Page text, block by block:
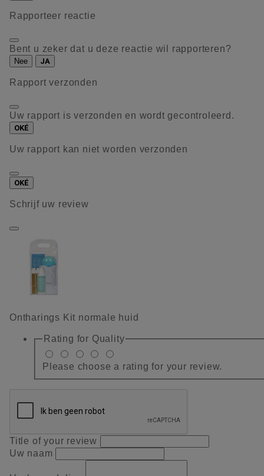
Rapporteer reactie
Bent u zeker dat u deze reactie wil rapporteren?
Nee JA
Rapport verzonden
Uw rapport is verzonden en wordt gecontroleerd.
OKÉ
Uw rapport kan niet worden verzonden
OKÉ
Schrijf uw review
Ontharings Kit normale huid
Rating for Quality
Please choose a rating for your review.
Title of your review
Uw naam